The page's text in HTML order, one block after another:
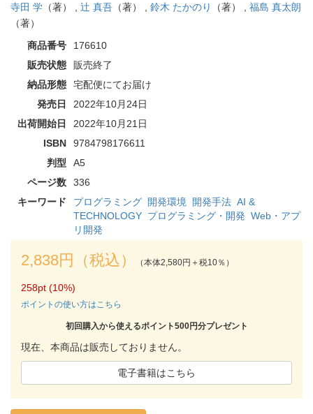
寺田 学 （著） , 辻 真吾 （著） , 鈴木 たかのり （著） , 福島 真太朗
（著）
商品番号
176610
販売状態
販売終了
納品形態
宅配便にてお届け
発売日
2022年10月24日
出荷開始日
2022年10月21日
ISBN
9784798176611
判型
A5
ページ数
336
キーワード
プログラミング 開発環境 開発手法 AI &
TECHNOLOGY プログラミング・開発 Web・アプ
リ開発
2,838円（税込） （本体2,580円＋税10％）
258pt (10%)
ポイントの使い方はこちら
初回購入から使えるポイント500円分プレゼント
現在、本商品は販売しておりません。
電子書籍はこちら